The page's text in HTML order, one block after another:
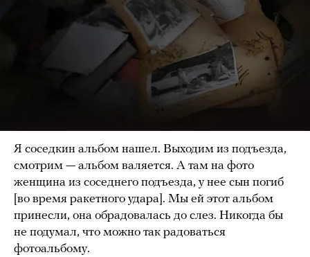
Я соседкин альбом нашел. Выходим из подъезда,
смотрим — альбом валяется. А там на фото
женщина из соседнего подъезда, у нее сын погиб
[во время ракетного удара]. Мы ей этот альбом
принесли, она обрадовалась до слез. Никогда бы
не подумал, что можно так радоваться
фотоальбому.